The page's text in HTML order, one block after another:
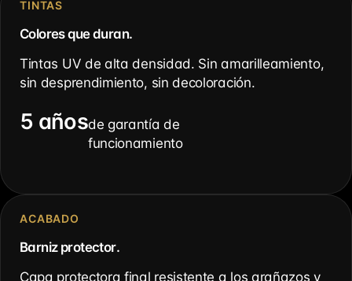
TINTAS
Colores que duran.
Tintas UV de alta densidad. Sin amarilleamiento,
sin desprendimiento, sin decoloración.
5 añosde garantía de
funcionamiento
ACABADO
Barniz protector.
Capa protectora final resistente a los arañazos y